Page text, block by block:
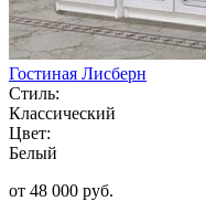
Гостиная Лисберн
Стиль:
Классический
Цвет:
Белый
от 48 000 руб.